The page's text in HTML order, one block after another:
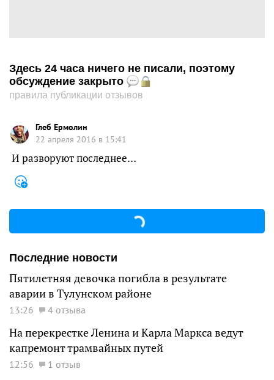
Здесь 24 часа ничего не писали, поэтому
обсуждение закрыто
правила публикации отзывов
Глеб Ермолин
22 апреля 2016 в 15:41
И разворуют последнее…
Последние новости
Пятилетняя девочка погибла в результате
аварии в Тулунском районе
13:26 4 отзыва
На перекрестке Ленина и Карла Маркса ведут
капремонт трамвайных путей
12:56 1 отзыв